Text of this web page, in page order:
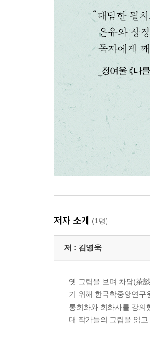
저자 소개 (1명)
저 : 김영욱
옛 그림을 보며 차담(茶
기 위해 한국학중앙연구
통회화와 회화사를 강의
대 작가들의 그림을 읽고